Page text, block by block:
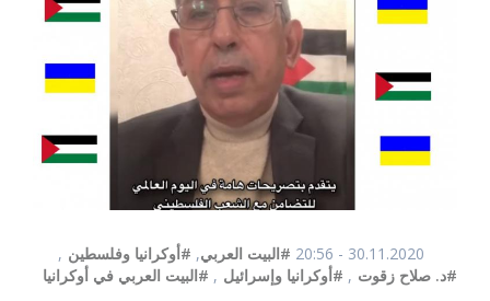
30.11.2020 - 20:56 #البيت العربي, #أوكرانيا وفلسطين ,
#د. صلاح زقوت , #أوكرانيا وإسرائيل , #البيت العربي في أوكرانيا